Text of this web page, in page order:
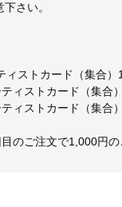
さい。
ストカード（集合）
ィストカード（集
ィストカード（集
のご注文で1,000円